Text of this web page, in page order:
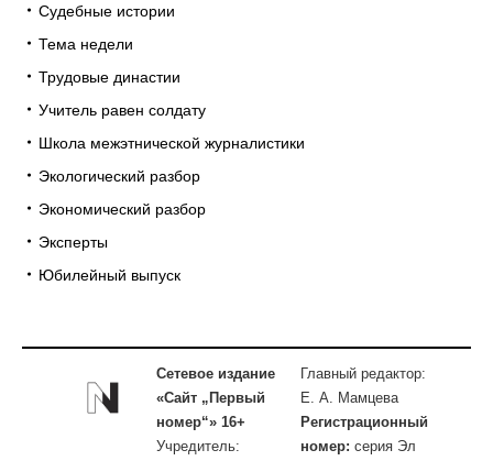
Судебные истории
Тема недели
Трудовые династии
Учитель равен солдату
Школа межэтнической журналистики
Экологический разбор
Экономический разбор
Эксперты
Юбилейный выпуск
Сетевое издание
«Сайт „Первый
номер“» 16+
Учредитель:
Главный редактор:
Е. А. Мамцева
Регистрационный
номер: серия Эл